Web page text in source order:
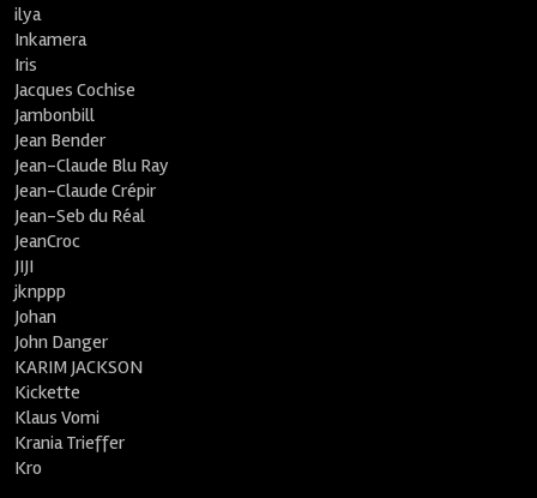
ilya
Inkamera
Iris
Jacques Cochise
Jambonbill
Jean Bender
Jean-Claude Blu Ray
Jean-Claude Crépir
Jean-Seb du Réal
JeanCroc
JIJI
jknppp
Johan
John Danger
KARIM JACKSON
Kickette
Klaus Vomi
Krania Trieffer
Kro